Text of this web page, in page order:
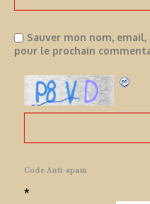
Sauver mon nom,
pour le prochain
Code Anti-spam
*